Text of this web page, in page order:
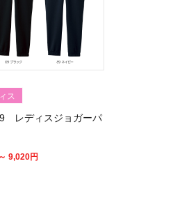
ス
レディスジョガーパ
9,020円